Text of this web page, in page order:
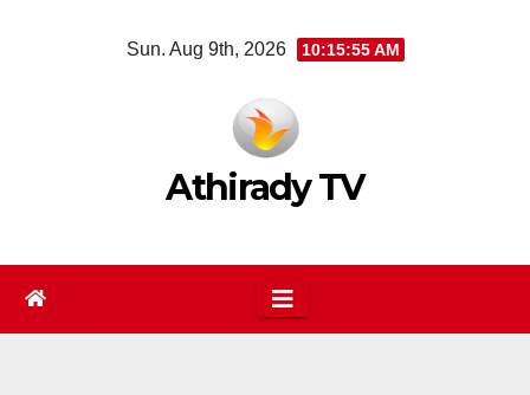
Sun. Aug 9th, 2026 10:15:55 AM
Athirady TV